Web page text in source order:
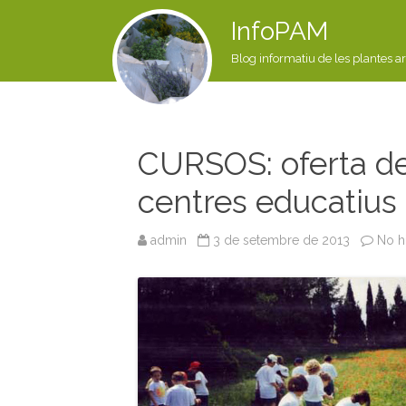
InfoPAM
Blog informatiu de les plantes
CURSOS: oferta
centres educatius
admin 3 de setembre de 2013 No